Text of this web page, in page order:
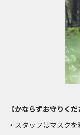
【かならずお守りくだ
・スタッフはマスク